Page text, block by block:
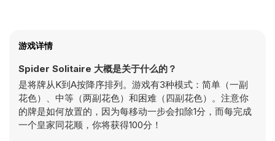
游戏详情
Spider Solitaire 大概是关于什么的？
是将牌从K到A按降序排列。游戏有3种模式：简单（一副
花色）、中等（两副花色）和困难（四副花色）。注意你
的牌是如何放置的，因为每移动一步会扣除1分，而每完成
一个皇家同花顺，你将获得100分！